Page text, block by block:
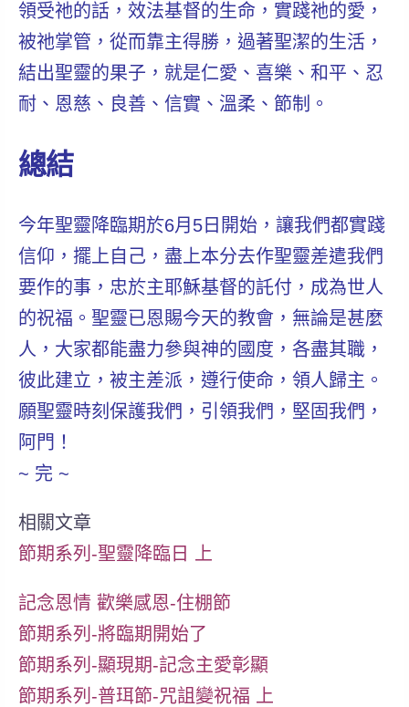
領受祂的話，效法基督的生命，實踐祂的愛，
被祂掌管，從而靠主得勝，過著聖潔的生活，
結出聖靈的果子，就是仁愛、喜樂、和平、忍
耐、恩慈、良善、信實、溫柔、節制。
總結
今年聖靈降臨期於6月5日開始，讓我們都實踐
信仰，擺上自己，盡上本分去作聖靈差遣我們
要作的事，忠於主耶穌基督的託付，成為世人
的祝福。聖靈已恩賜今天的教會，無論是甚麼
人，大家都能盡力參與神的國度，各盡其職，
彼此建立，被主差派，遵行使命，領人歸主。
願聖靈時刻保護我們，引領我們，堅固我們，
阿門！
~ 完 ~
相關文章
節期系列-聖靈降臨日 上
記念恩情 歡樂感恩-住棚節
節期系列-將臨期開始了
節期系列-顯現期-記念主愛彰顯
節期系列-普珥節-咒詛變祝福 上